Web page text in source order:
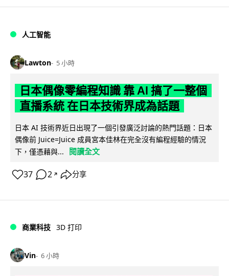
人工智能
Lawton 5 小時
日本偶像零編程知識 靠 AI 搞了一整個
直播系統 在日本技術界成為話題
日本 AI 技術界近日出現了一個引發廣泛討論的熱門話題：日本
偶像前 Juice=Juice 成員宮本佳林在完全沒有編程經驗的情況
下，僅憑藉與...
閱讀全文
37 2 ↗ 分享
商業科技 3D 打印
Vin 6 小時